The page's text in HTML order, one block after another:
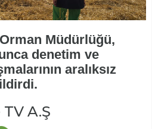
Müdürlüğü,
denetim ve
aralıksız
A.Ş